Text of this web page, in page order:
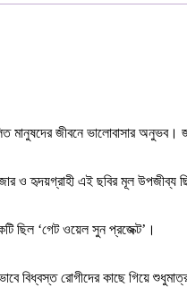
মানুষদের জীবনে ভালোবাসার অনুভব।
হৃদয়গ্রাহী এই ছবির মূল উপজীব্য
ছিল ‘গেট ওয়েল সুন প্রজেক্ট’।
বিধ্বস্ত রোগীদের কাছে গিয়ে